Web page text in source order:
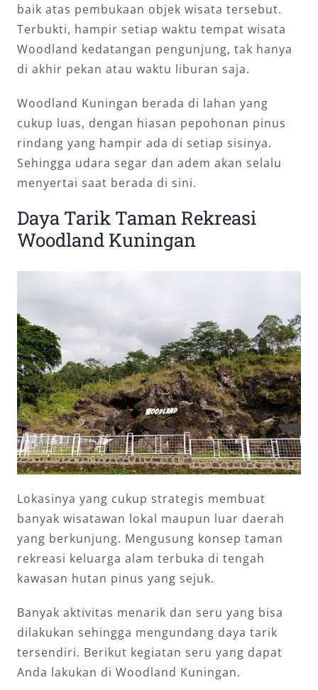
baik atas pembukaan objek wisata tersebut.
Terbukti, hampir setiap waktu tempat wisata
Woodland kedatangan pengunjung, tak hanya
di akhir pekan atau waktu liburan saja.
Woodland Kuningan berada di lahan yang
cukup luas, dengan hiasan pepohonan pinus
rindang yang hampir ada di setiap sisinya.
Sehingga udara segar dan adem akan selalu
menyertai saat berada di sini.
Daya Tarik Taman Rekreasi
Woodland Kuningan
Lokasinya yang cukup strategis membuat
banyak wisatawan lokal maupun luar daerah
yang berkunjung. Mengusung konsep taman
rekreasi keluarga alam terbuka di tengah
kawasan hutan pinus yang sejuk.
Banyak aktivitas menarik dan seru yang bisa
dilakukan sehingga mengundang daya tarik
tersendiri. Berikut kegiatan seru yang dapat
Anda lakukan di Woodland Kuningan.